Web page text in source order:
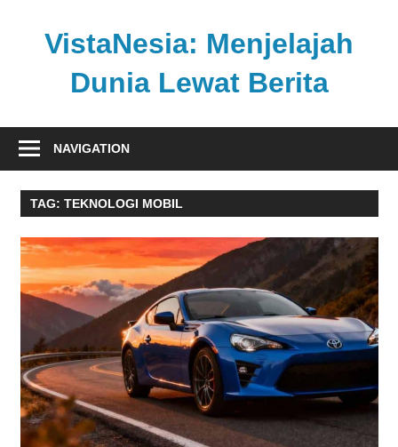
VistaNesia: Menjelajah
Dunia Lewat Berita
nasional
global
dalam
platform
informatif
NAVIGATION
TAG: TEKNOLOGI MOBIL